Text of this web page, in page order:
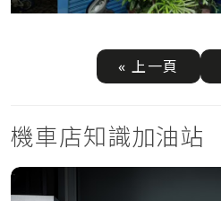
« 上一頁
機車店知識加油站